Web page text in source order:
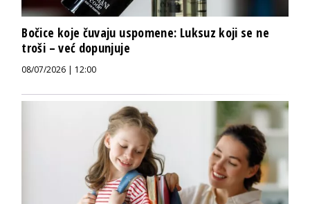
Bočice koje čuvaju uspomene: Luksuz koji se ne
troši – već dopunjuje
08/07/2026 | 12:00